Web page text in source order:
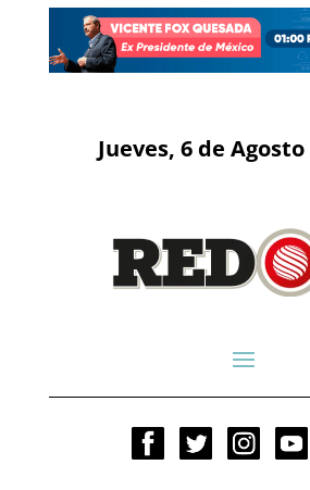
Jueves, 6 de Agosto